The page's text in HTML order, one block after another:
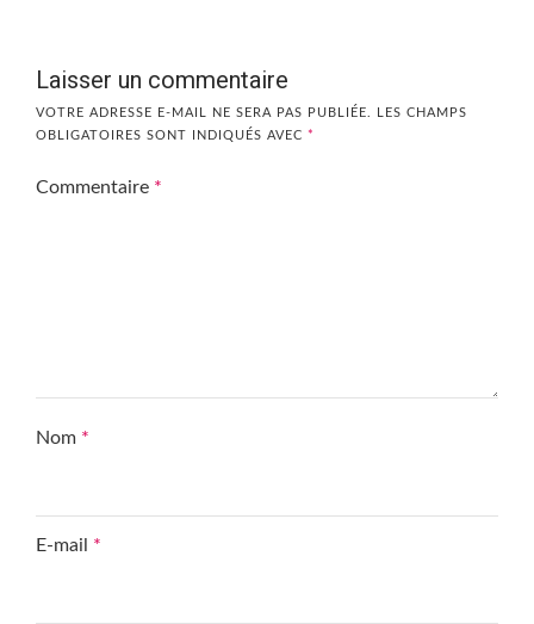
Laisser un commentaire
VOTRE ADRESSE E-MAIL NE SERA PAS PUBLIÉE.
LES CHAMPS
OBLIGATOIRES SONT INDIQUÉS AVEC *
Commentaire *
Nom *
E-mail *